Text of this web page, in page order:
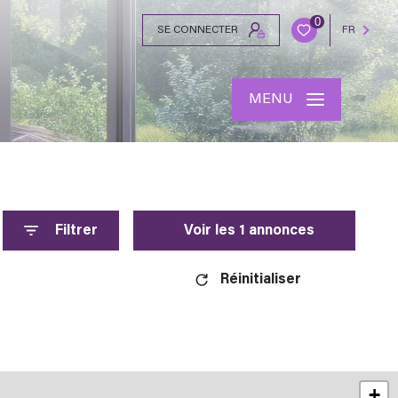
SE CONNECTER
0
FR
MENU
Filtrer Voir les 1 annonces
Réinitialiser